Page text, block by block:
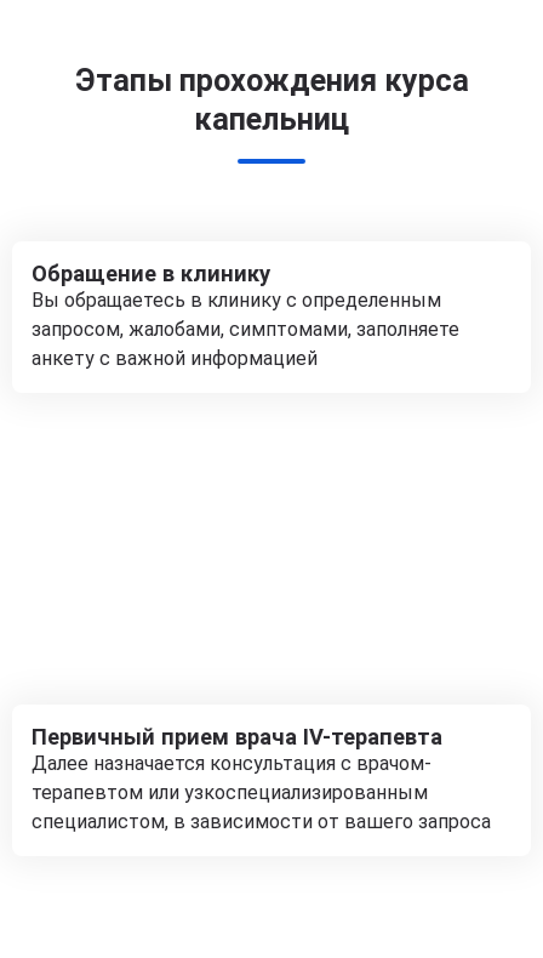
Этапы прохождения курса
капельниц
Обращение в клинику
Вы обращаетесь в клинику с определенным
запросом, жалобами, симптомами, заполняете
анкету с важной информацией
Первичный прием врача IV-терапевта
Далее назначается консультация с врачом-
терапевтом или узкоспециализированным
специалистом, в зависимости от вашего запроса